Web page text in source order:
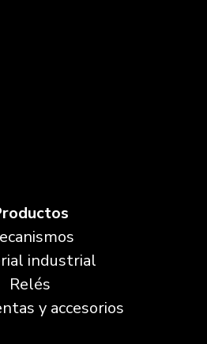
industrial
Relés
y accesorios